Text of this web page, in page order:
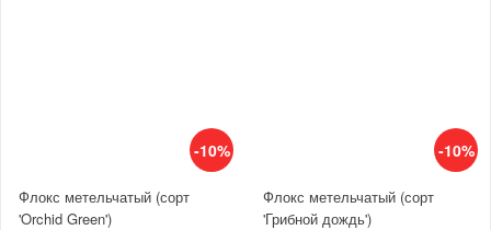
-10%
Флокс метельчатый (сорт
'Orchid Green')
-10%
Флокс метельчатый (сорт
'Грибной дождь')